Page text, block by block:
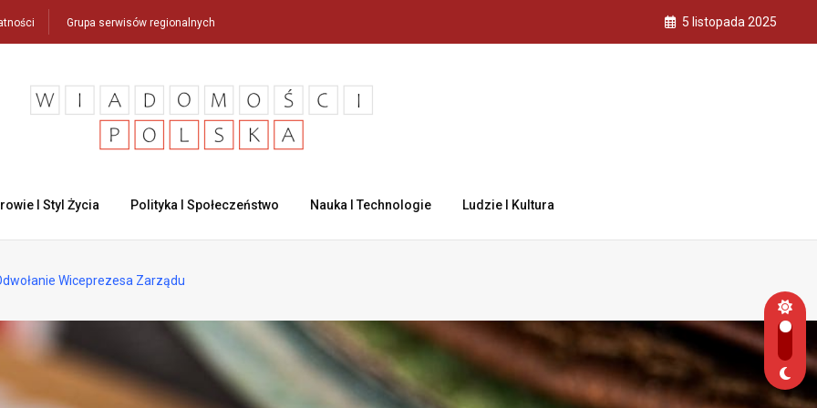
Grupa serwisów regionalnych 5 listopada 2025
I Styl Życia Polityka I Społeczeństwo Nauka I Technologie Ludzie I Kultura
Wiceprezesa Zarządu